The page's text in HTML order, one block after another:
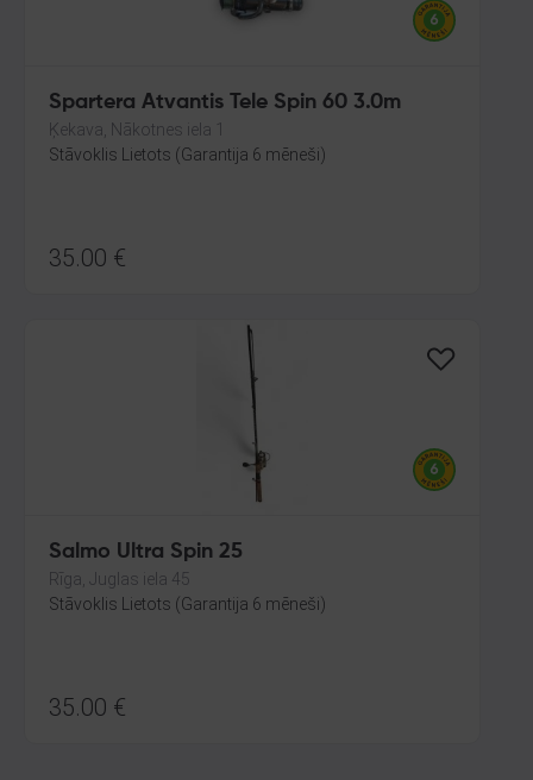
Spartera Atvantis Tele Spin 60 3.0m
Ķekava, Nākotnes iela 1
Stāvoklis Lietots (Garantija 6 mēneši)
35.00 €
Salmo Ultra Spin 25
Rīga, Juglas iela 45
Stāvoklis Lietots (Garantija 6 mēneši)
35.00 €